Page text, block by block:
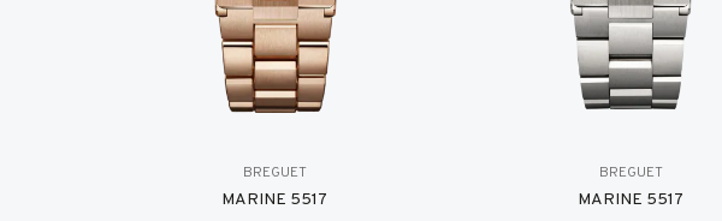
BREGUET
MARINE 5517
BREGUET
MARINE 5517